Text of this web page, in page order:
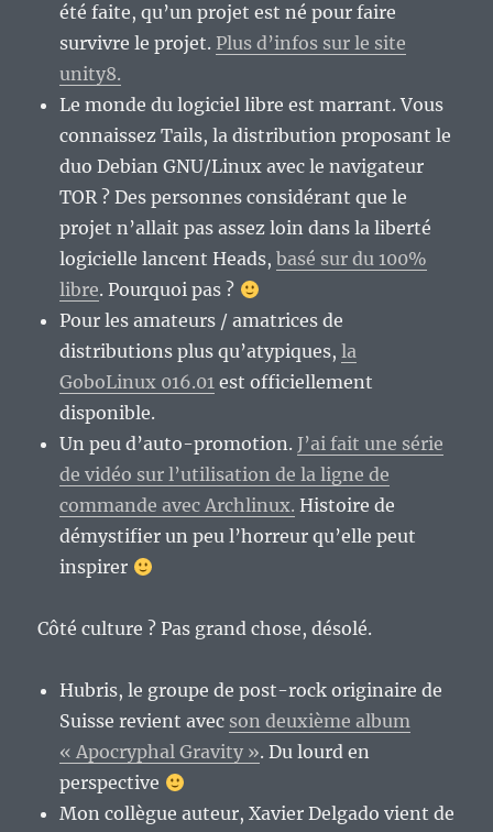
été faite, qu’un projet est né pour faire
survivre le projet. Plus d’infos sur le site
unity8.
Le monde du logiciel libre est marrant. Vous
connaissez Tails, la distribution proposant le
duo Debian GNU/Linux avec le navigateur
TOR ? Des personnes considérant que le
projet n’allait pas assez loin dans la liberté
logicielle lancent Heads,basé sur du 100%
libre. Pourquoi pas ?
Pour les amateurs / amatrices de
distributions plus qu’atypiques,la
GoboLinux 016.01 est officiellement
disponible.
Un peu d’auto-promotion. J’ai fait une série
de vidéo sur l’utilisation de la ligne de
commande avec Archlinux. Histoire de
démystifier un peu l’horreur qu’elle peut
inspirer
Côté culture ? Pas grand chose, désolé.
Hubris, le groupe de post-rock originaire de
Suisse revient avec son deuxième album
« Apocryphal Gravity ». Du lourd en
perspective
Mon collègue auteur, Xavier Delgado vient de